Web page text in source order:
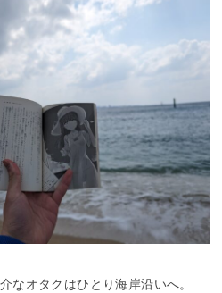
なオタクはひとり海岸沿いへ。